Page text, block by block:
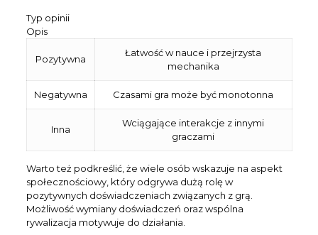
Typ opinii
Opis
Pozytywna
Łatwość w nauce i przejrzysta
mechanika
Negatywna Czasami gra może być monotonna
Inna
Wciągające interakcje z innymi
graczami
Warto też podkreślić, że wiele osób wskazuje na aspekt
społecznościowy, który odgrywa dużą rolę w
pozytywnych doświadczeniach związanych z grą.
Możliwość wymiany doświadczeń oraz wspólna
rywalizacja motywuje do działania.